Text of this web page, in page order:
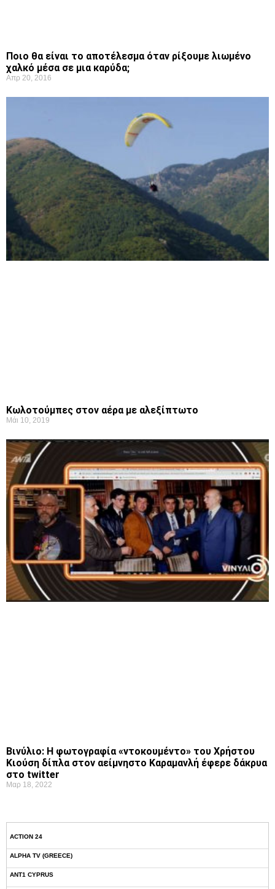
Ποιο θα είναι το αποτέλεσμα όταν ρίξουμε λιωμένο
χαλκό μέσα σε μια καρύδα;
Απρ 20, 2016
Κωλοτούμπες στον αέρα με αλεξίπτωτο
Μάι 10, 2019
Βινύλιo: Η φωτογραφία «ντοκουμέντο» του Χρήστου
Κιούση δίπλα στον αείμνηστο Καραμανλή έφερε δάκρυα
στο twitter
Μαρ 18, 2022
ACTION 24
ALPHA TV (GREECE)
ANT1 CYPRUS